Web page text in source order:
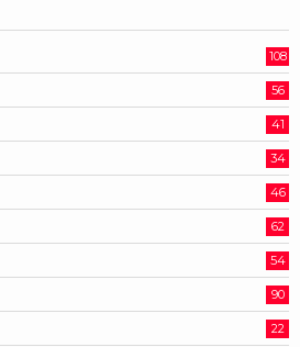
108
56
41
34
46
62
54
90
22